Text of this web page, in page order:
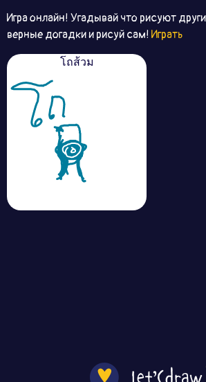
Игра онлайн! Угадывай что рисуют
верные догадки и рисуй сам! Играть
โถส้วม